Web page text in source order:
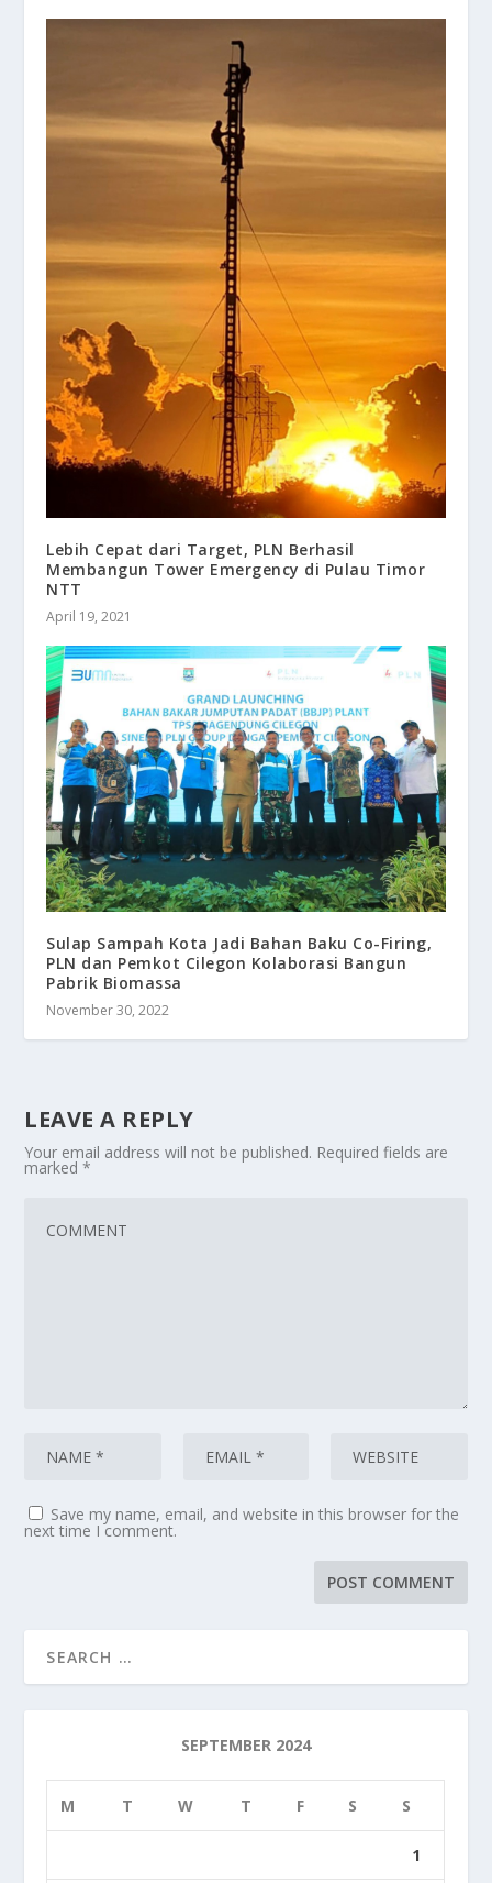
Lebih Cepat dari Target, PLN Berhasil
Membangun Tower Emergency di Pulau Timor
NTT
April 19, 2021
Sulap Sampah Kota Jadi Bahan Baku Co-Firing,
PLN dan Pemkot Cilegon Kolaborasi Bangun
Pabrik Biomassa
November 30, 2022
LEAVE A REPLY
Your email address will not be published. Required fields are
marked*
Save my name, email, and website in this browser for the
next time I comment.
SEPTEMBER 2024
M T W T F S S
1